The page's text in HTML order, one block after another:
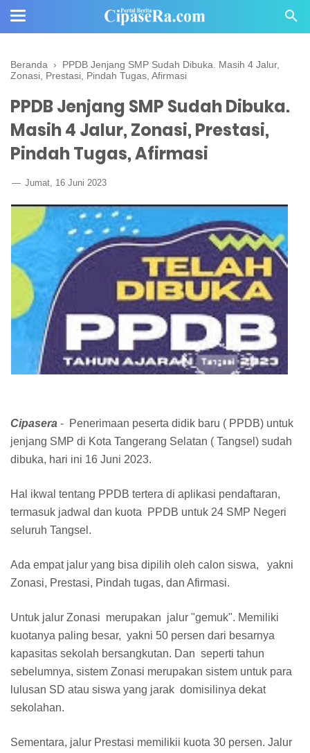
Beranda › PPDB Jenjang SMP Sudah Dibuka. Masih 4 Jalur,
Zonasi, Prestasi, Pindah Tugas, Afirmasi
PPDB Jenjang SMP Sudah Dibuka.
Masih 4 Jalur, Zonasi, Prestasi,
Pindah Tugas, Afirmasi
Jumat, 16 Juni 2023
Cipasera - Penerimaan peserta didik baru ( PPDB) untuk
jenjang SMP di Kota Tangerang Selatan ( Tangsel) sudah
dibuka, hari ini 16 Juni 2023.
Hal ikwal tentang PPDB tertera di aplikasi pendaftaran,
termasuk jadwal dan kuota PPDB untuk 24 SMP Negeri
seluruh Tangsel.
Ada empat jalur yang bisa dipilih oleh calon siswa, yakni
Zonasi, Prestasi, Pindah tugas, dan Afirmasi.
Untuk jalur Zonasi merupakan jalur "gemuk". Memiliki
kuotanya paling besar, yakni 50 persen dari besarnya
kapasitas sekolah bersangkutan. Dan seperti tahun
sebelumnya, sistem Zonasi merupakan sistem untuk para
lulusan SD atau siswa yang jarak domisilinya dekat
sekolahan.
Sementara, jalur Prestasi memilikii kuota 30 persen. Jalur